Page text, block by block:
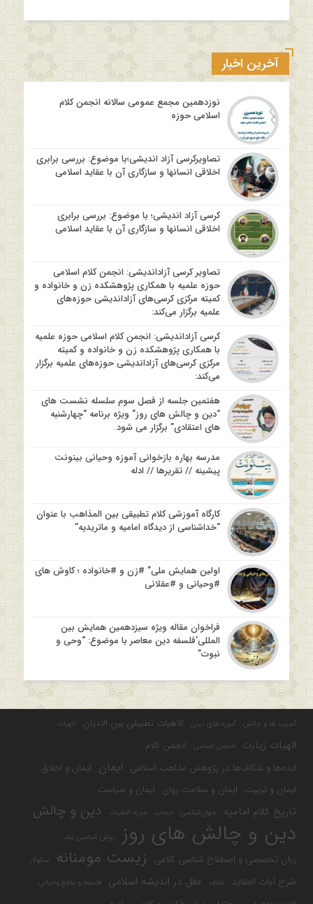
آخرین اخبار
نوزدهمین مجمع عمومی سالانه انجمن کلام
اسلامی حوزه
تصاویرکرسی آزاد اندیشی؛با موضوع: بررسی برابری
اخلاقی انسانها و سازگاری آن با عقاید اسلامی
کرسی آزاد اندیشی؛ با موضوع: بررسی برابری
اخلاقی انسانها و سازگاری آن با عقاید اسلامی
تصاویر کرسی آزاداندیشی: انجمن کلام اسلامی
حوزه علمیه با همکاری پژوهشکده زن و خانواده و
کمیته مرکزی کرسی‌های آزاداندیشی حوزه‌های
علمیه برگزار می‌کند:
کرسی آزاداندیشی: انجمن کلام اسلامی حوزه علمیه
با همکاری پژوهشکده زن و خانواده و کمیته
مرکزی کرسی‌های آزاداندیشی حوزه‌های علمیه برگزار
می‌کند:
هفتمین جلسه از فصل سوم سلسله نشست های
“دین و چالش های روز” ویژه برنامه “چهارشنبه
های اعتقادی” برگزار می شود.
مدرسه بهاره بازخوانی آموزه وحیانی بینونت
پیشینه // تقریرها // ادله
کارگاه آموزشی کلام تطبیقی بین المذاهب با عنوان
“خداشناسی از دیدگاه امامیه و ماتریدیه”
اولین همایش ملی” #زن و #خانواده ؛ کاوش های
#وحیانی و #عقلانی
فراخوان مقاله ویژه سیزدهمین همایش بین
المللی’فلسفه دین معاصر با موضوع: “وحی و
نبوت”
آسیب ها و چالش آموزه های دینی الاهیات تطبیقی بین الادیان الهیات
الهیات زیارت انجمن اسلامی
انجمن کلام
ایده‌ها و شکاف‌ها در پژوهش مذاهب اسلامی ایمان ایمان و اخلاق
ایمان و تربیت ایمان و سلامت روان ایمان و سیاست
تاریخ کلام امامیه جهان‌شناسی حجاب حوزه الاهیات دین و چالش
دین و چالش های روز روش شناسی علم
زبان تخصصی و اصطلاح شناسی کلامی زیست مومنانه سکولار
شرح آیات العقاید عفاف عقل در اندیشه اسلامی فلسفه و منابع وحیانی